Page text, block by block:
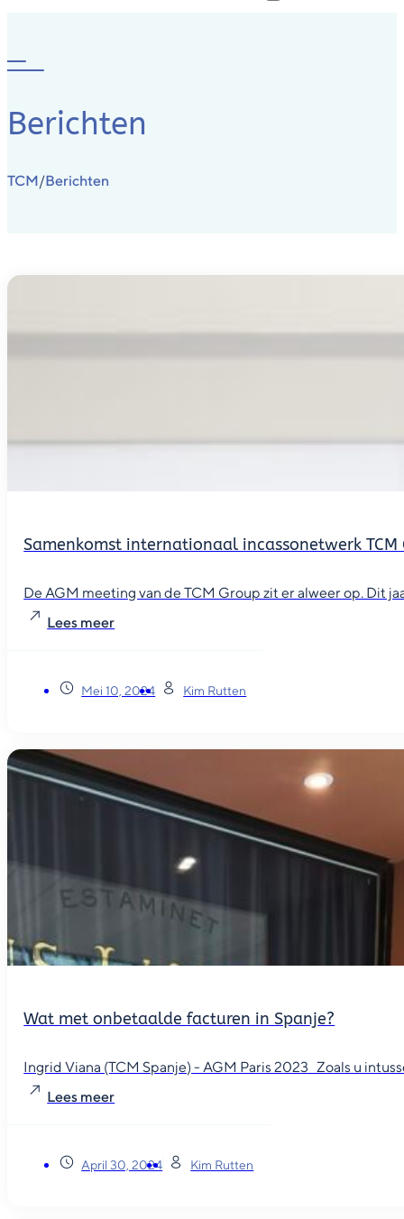
Berichten
TCM/Berichten
Samenkomst internationaal incassonetwerk TCM
De AGM meeting van de TCM Group zit er alweer op. Dit
Lees meer
Mei 10, 2024 Kim Rutten
Wat met onbetaalde facturen in Spanje?
Ingrid Viana (TCM Spanje) - AGM Paris 2023 Zoals u
Lees meer
April 30, 2024 Kim Rutten